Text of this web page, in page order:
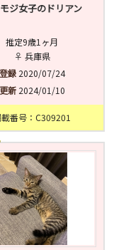
ジ女子のドリアン
推定9歳1ヶ月
♀ 兵庫県
登録2020/07/24
更新2024/01/10
番号：C309201